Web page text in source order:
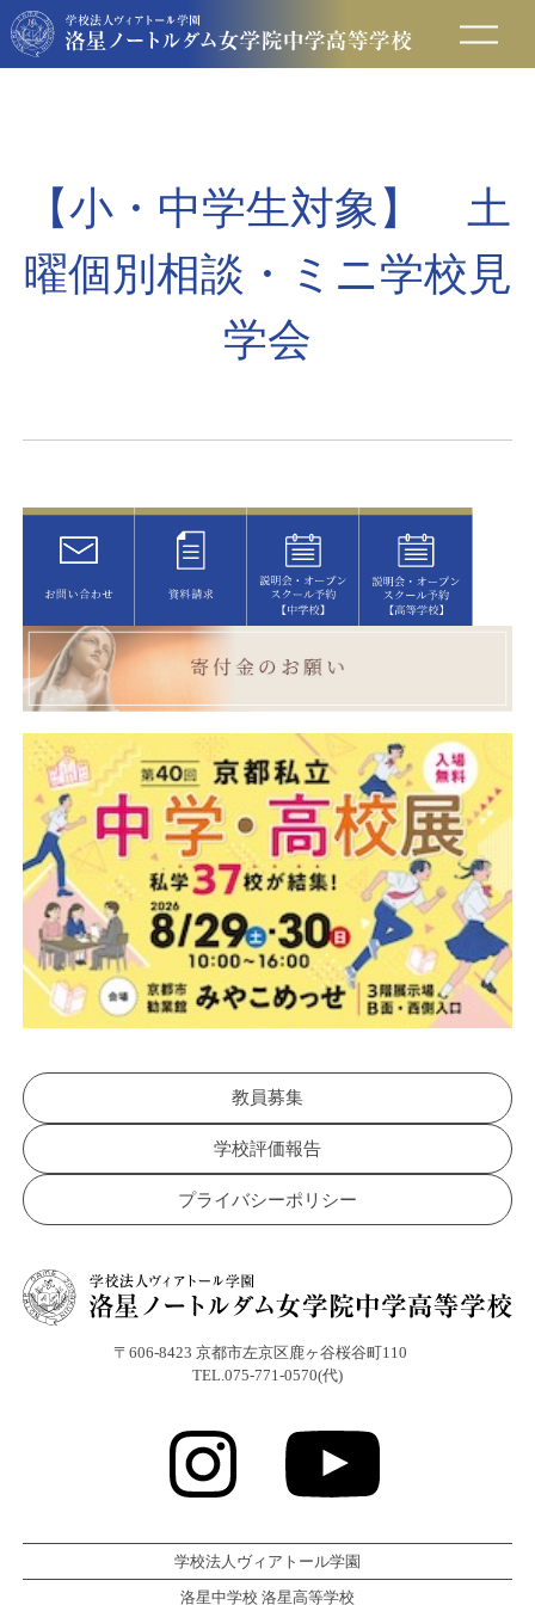
保護者の方へ
卒業生の方へ
資料請求
【小・中学生対象】 土
曜個別相談・ミニ学校見
学会
教員募集
学校評価報告
プライバシーポリシー
〒606-8423 京都市左京区鹿ヶ谷桜谷町110
TEL.075-771-0570(代)
学校法人ヴィアトール学園
洛星中学校 洛星高等学校